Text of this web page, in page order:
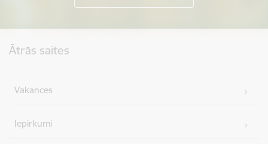
Ātrās saites
Vakances
Iepirkumi